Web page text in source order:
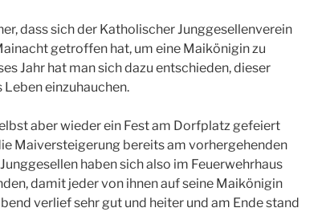
dass sich der Katholischer Junggesellenverein
getroffen hat, um eine Maikönigin zu
Jahr hat man sich dazu entschieden, dieser
einzuhauchen.
aber wieder ein Fest am Dorfplatz gefeiert
Maiversteigerung bereits am vorhergehenden
haben sich also im Feuerwehrhaus
damit jeder von ihnen auf seine Maikönigin
verlief sehr gut und heiter und am Ende stand